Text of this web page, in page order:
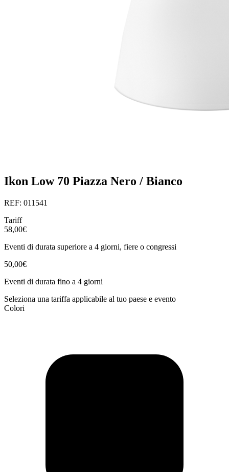
Ikon Low 70 Piazza Nero / Bianco
REF: 011541
Tariff
58,00€
Eventi di durata superiore a 4 giorni, fiere o congressi
50,00€
Eventi di durata fino a 4 giorni
Seleziona una tariffa applicabile al tuo paese e evento
Colori